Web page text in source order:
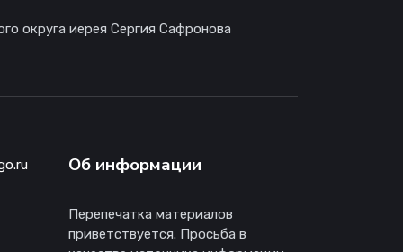
округа иерея Сергия Сафронова
Об информации
Перепечатка материалов
приветствуется. Просьба в